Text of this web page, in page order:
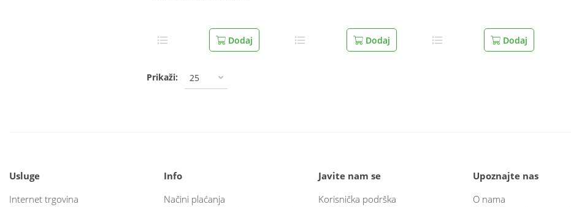
Dodaj Dodaj Dodaj
Prikaži: 25
Usluge
Internet trgovina
Info
Načini plaćanja
Javite nam se
Korisnička podrška
Upoznajte nas
O nama